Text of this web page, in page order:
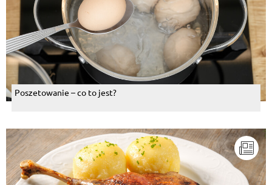
Poszetowanie – co to jest?